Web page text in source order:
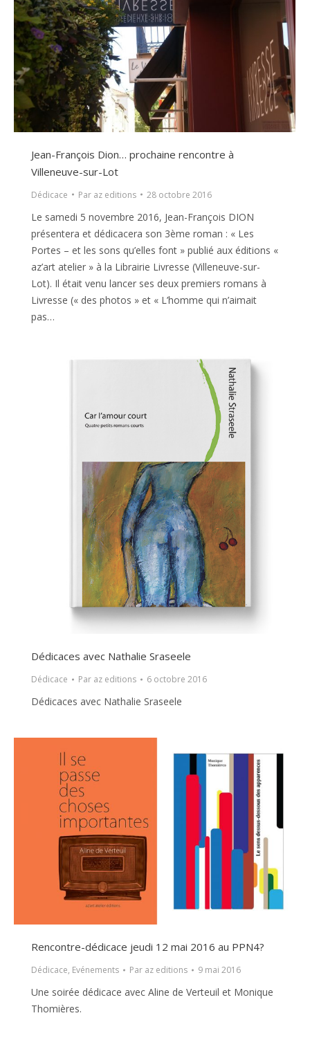
Jean-François Dion… prochaine rencontre à
Villeneuve-sur-Lot
Dédicace Par az editions 28 octobre 2016
Le samedi 5 novembre 2016, Jean-François DION
présentera et dédicacera son 3ème roman : « Les
Portes – et les sons qu’elles font » publié aux éditions «
az’art atelier » à la Librairie Livresse (Villeneuve-sur-
Lot). Il était venu lancer ses deux premiers romans à
Livresse (« des photos » et « L’homme qui n’aimait
pas…
Dédicaces avec Nathalie Sraseele
Dédicace Par az editions 6 octobre 2016
Dédicaces avec Nathalie Sraseele
Rencontre-dédicace jeudi 12 mai 2016 au PPN4?
Dédicace, Evénements Par az editions 9 mai 2016
Une soirée dédicace avec Aline de Verteuil et Monique
Thomières.